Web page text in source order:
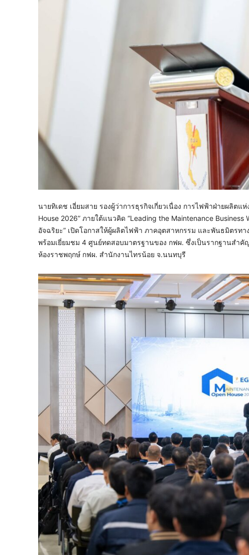
นายทิเดช เอี่ยมสาย รองผู้ว่าการธุรกิจเกี่ยวเนื่อง การไฟฟ้าฝ่ายผลิต
House 2026” ภายใต้แนวคิด “Leading the Maintenance
อัจฉริยะ” เปิดโอกาสให้ผู้ผลิตไฟฟ้า ภาคอุตสาหกรรม และพันธมิตรท
พร้อมเยี่ยมชม 4 ศูนย์ทดสอบมาตรฐานของ กฟผ. ซึ่งเป็นรากฐานสำ
ห้องราชพฤกษ์ กฟผ. สำนักงานไทรน้อย จ.นนทบุรี